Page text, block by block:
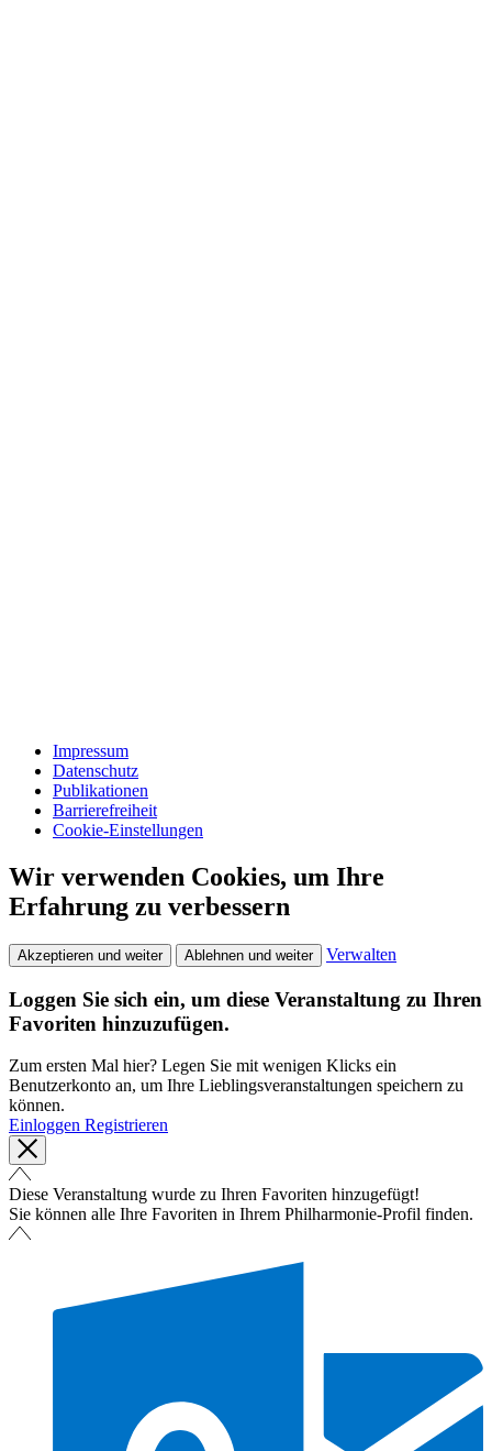
Impressum
Datenschutz
Publikationen
Barrierefreiheit
Cookie-Einstellungen
Wir verwenden Cookies, um Ihre
Erfahrung zu verbessern
Akzeptieren und weiter Ablehnen und weiter Verwalten
Loggen Sie sich ein, um diese Veranstaltung zu Ihren
Favoriten hinzuzufügen.
Zum ersten Mal hier? Legen Sie mit wenigen Klicks ein
Benutzerkonto an, um Ihre Lieblingsveranstaltungen speichern zu
können.
Einloggen Registrieren
Diese Veranstaltung wurde zu Ihren Favoriten hinzugefügt!
Sie können alle Ihre Favoriten in Ihrem Philharmonie-Profil finden.